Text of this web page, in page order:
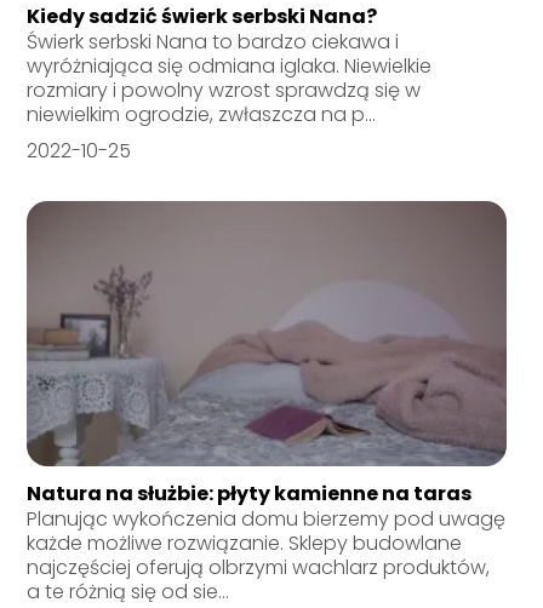
Kiedy sadzić świerk serbski Nana?
Świerk serbski Nana to bardzo ciekawa i
wyróżniająca się odmiana iglaka. Niewielkie
rozmiary i powolny wzrost sprawdzą się w
niewielkim ogrodzie, zwłaszcza na p...
2022-10-25
Natura na służbie: płyty kamienne na taras
Planując wykończenia domu bierzemy pod uwagę
każde możliwe rozwiązanie. Sklepy budowlane
najczęściej oferują olbrzymi wachlarz produktów,
a te różnią się od sie...